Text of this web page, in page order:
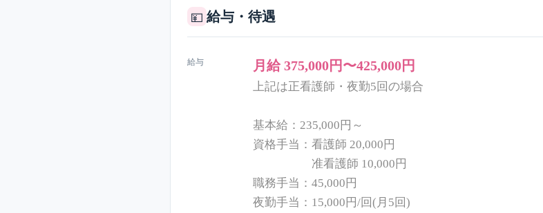
💴 給与・待遇
給与 月給 375,000円〜425,000円
上記は正看護師・夜勤5回の場合
基本給：235,000円～
資格手当：看護師 20,000円
准看護師 10,000円
職務手当：45,000円
夜勤手当：15,000円/回(月5回)